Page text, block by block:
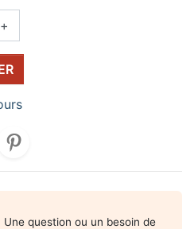
+
Une question ou un besoin de